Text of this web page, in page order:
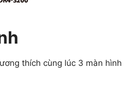
thích cùng lúc 3 màn hình